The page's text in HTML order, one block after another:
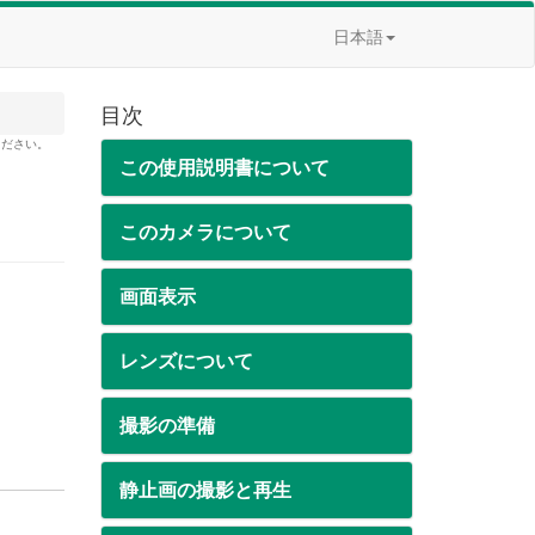
日本語
さい。
目次
この使用説明書について
このカメラについて
画面表示
レンズについて
撮影の準備
静止画の撮影と再生